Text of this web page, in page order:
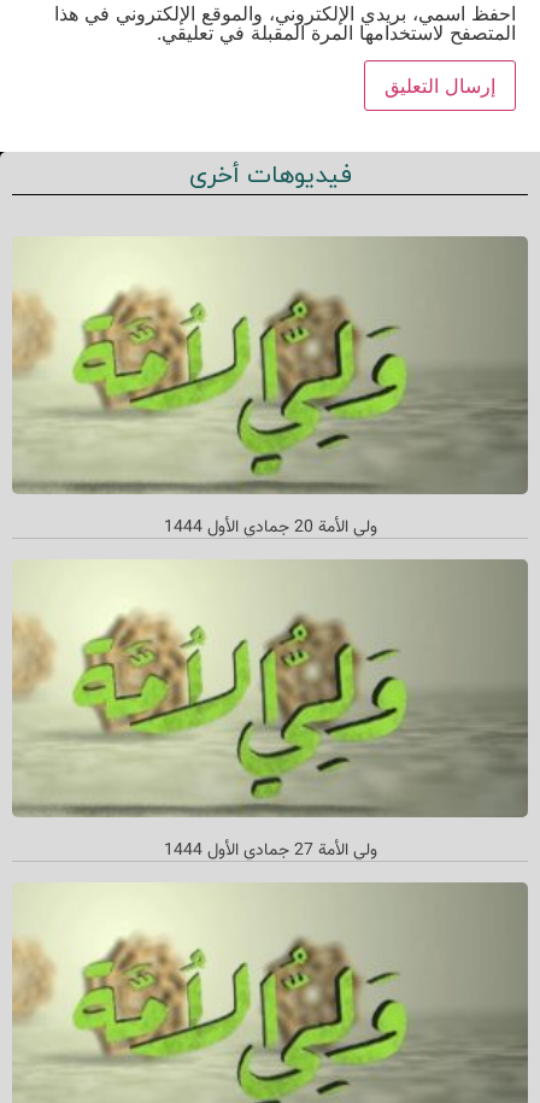
احفظ اسمي، بريدي الإلكتروني، والموقع الإلكتروني في هذا
المتصفح لاستخدامها المرة المقبلة في تعليقي.
فيديوهات أخرى
ولي الأمة 20 جمادي الأول 1444
ولي الأمة 27 جمادي الأول 1444